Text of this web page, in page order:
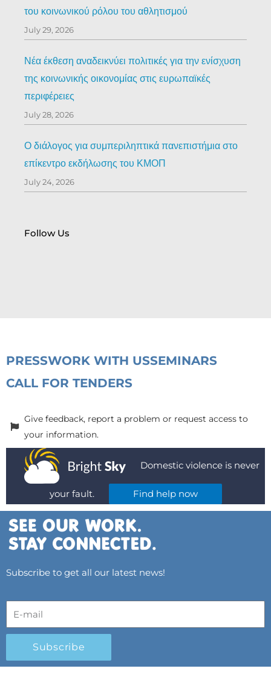
του κοινωνικού ρόλου του αθλητισμού
July 29, 2026
Νέα έκθεση αναδεικνύει πολιτικές για την ενίσχυση
της κοινωνικής οικονομίας στις ευρωπαϊκές
περιφέρειες
July 28, 2026
Ο διάλογος για συμπεριληπτικά πανεπιστήμια στο
επίκεντρο εκδήλωσης του ΚΜΟΠ
July 24, 2026
Follow Us
PRESSWORK WITH USSEMINARS
CALL FOR TENDERS
Give feedback, report a problem or request access to
your information.
Domestic violence is never
your fault. Find help now
Subscribe to get all our latest news!
Subscribe